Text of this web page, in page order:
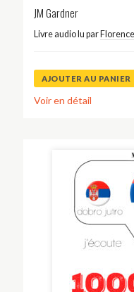
JM Gardner
Livre audio lu parFlorence
AJOUTER AU PANIER
Voir en détail